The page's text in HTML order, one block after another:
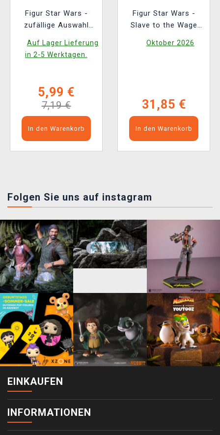
Figur Star Wars -
zufällige Auswahl
Auf Lager Lieferung
in 2-5 Werktagen.
5,99 €
7,19 €
In den Warenkorb
Figur Star Wars -
Slave to the Wage
Oktober 2026
31,85 €
In den Warenkorb
Folgen Sie uns auf instagram
EINKAUFEN
INFORMATIONEN